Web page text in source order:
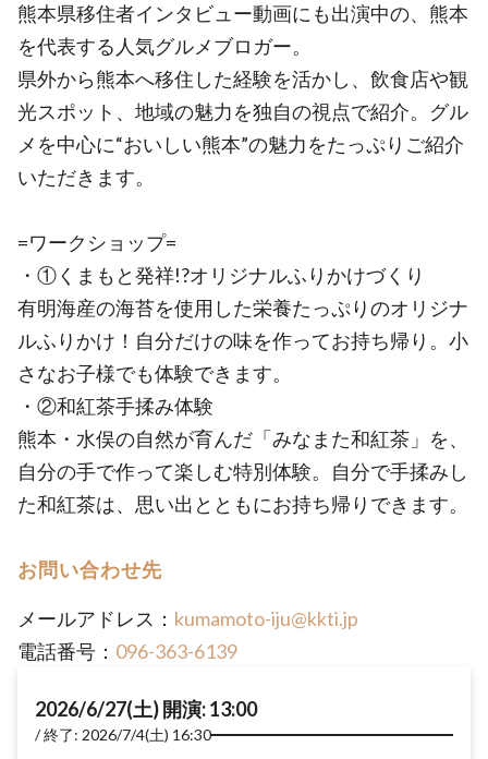
熊本県移住者インタビュー動画にも出演中の、熊本
を代表する人気グルメブロガー。
県外から熊本へ移住した経験を活かし、飲食店や観
光スポット、地域の魅力を独自の視点で紹介。グル
メを中心に“おいしい熊本”の魅力をたっぷりご紹介
いただきます。
=ワークショップ=
・①くまもと発祥!?オリジナルふりかけづくり
有明海産の海苔を使用した栄養たっぷりのオリジナ
ルふりかけ！自分だけの味を作ってお持ち帰り。小
さなお子様でも体験できます。
・②和紅茶手揉み体験
熊本・水俣の自然が育んだ「みなまた和紅茶」を、
自分の手で作って楽しむ特別体験。自分で手揉みし
た和紅茶は、思い出とともにお持ち帰りできます。
お問い合わせ先
メールアドレス： kumamoto-iju@kkti.jp
電話番号： 096-363-6139
2026/6/27(土) 開演: 13:00
終了: 2026/7/4(土) 16:30